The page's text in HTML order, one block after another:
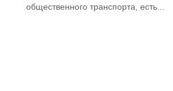
общественного транспорта, есть...